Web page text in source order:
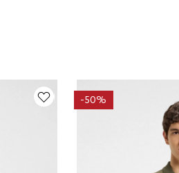
-50%